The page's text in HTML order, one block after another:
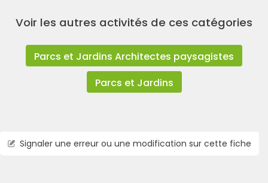
Voir les autres activités de ces catégories
Parcs et Jardins Architectes paysagistes
Parcs et Jardins
Signaler une erreur ou une modification sur cette fiche